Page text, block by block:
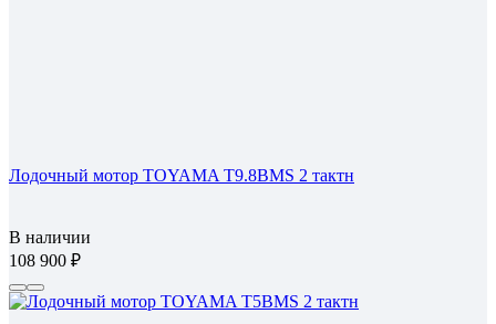
Лодочный мотор TOYAMA T9.8BMS 2 тактн
В наличии
108 900